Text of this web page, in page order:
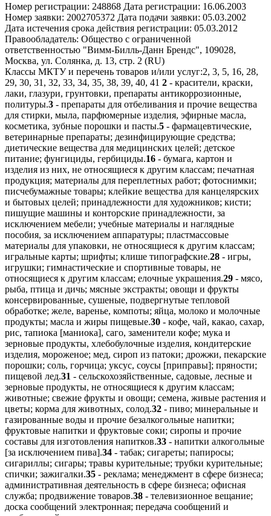
Номер регистрации: 248868 Дата регистрации: 16.06.2003
Номер заявки: 2002705372 Дата подачи заявки: 05.03.2002
Дата истечения срока действия регистрации: 05.03.2012
Правообладатель: Общество с ограниченной
ответственностью "Вимм-Билль-Данн Брендс", 109028,
Москва, ул. Солянка, д. 13, стр. 2 (RU)
Классы МКТУ и перечень товаров и/или услуг:2, 3, 5, 16, 28,
29, 30, 31, 32, 33, 34, 35, 38, 39, 40, 41 2 - красители, краски,
лаки, глазури, грунтовки, препараты антикоррозионные,
политуры.3 - препараты для отбеливания и прочие вещества
для стирки, мыла, парфюмерные изделия, эфирные масла,
косметика, зубные порошки и пасты.5 - фармацевтические,
ветеринарные препараты; дезинфицирующие средства;
диетические вещества для медицинских целей; детское
питание; фунгициды, гербициды.16 - бумага, картон и
изделия из них, не относящиеся к другим классам; печатная
продукция; материалы для переплетных работ; фотоснимки;
писчебумажные товары; клейкие вещества для канцелярских
и бытовых целей; принадлежности для художников; кисти;
пишущие машины и конторские принадлежности, за
исключением мебели; учебные материалы и наглядные
пособия, за исключением аппаратуры; пластмассовые
материалы для упаковки, не относящиеся к другим классам;
игральные карты; шрифты; клише типографские.28 - игры,
игрушки; гимнастические и спортивные товары, не
относящиеся к другим классам; елочные украшения.29 - мясо,
рыба, птица и дичь; мясные экстракты; овощи и фрукты
консервированные, сушеные, подвергнутые тепловой
обработке; желе, варенье, компоты; яйца, молоко и молочные
продукты; масла и жиры пищевые.30 - кофе, чай, какао, сахар,
рис, тапиока [маниока], саго, заменители кофе; мука и
зерновые продукты, хлебобулочные изделия, кондитерские
изделия, мороженое; мед, сироп из патоки; дрожжи, пекарские
порошки; соль, горчица; уксус, соусы [приправы]; пряности;
пищевой лед.31 - сельскохозяйственные, садовые, лесные и
зерновые продукты, не относящиеся к другим классам;
животные; свежие фрукты и овощи; семена, живые растения и
цветы; корма для животных, солод.32 - пиво; минеральные и
газированные воды и прочие безалкогольные напитки;
фруктовые напитки и фруктовые соки; сиропы и прочие
составы для изготовления напитков.33 - напитки алкогольные
[за исключением пива].34 - табак; сигареты; папиросы;
сигариллы; сигары; травы курительные; трубки курительные;
спички; зажигалки.35 - реклама; менеджмент в сфере бизнеса;
административная деятельность в сфере бизнеса; офисная
служба; продвижение товаров.38 - телевизионное вещание;
доска сообщений электронная; передача сообщений и